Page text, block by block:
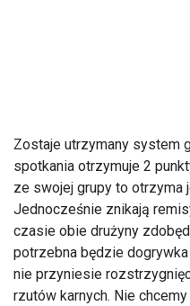
Zostaje utrzymany system
spotkania otrzymuje 2
ze swojej grupy to otrzyma
Jednocześnie znikają
czasie obie drużyny
potrzebna będzie
nie przyniesie
rzutów karnych. Nie